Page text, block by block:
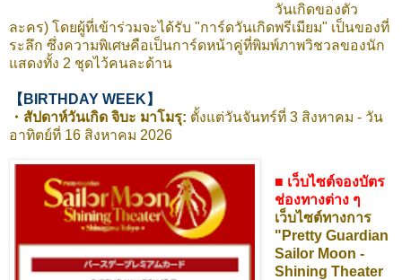
วันเกิดของตัว
ละคร) โดยผู้ที่เข้าร่วมจะได้รับ "การ์ดวันเกิดพรีเมียม" เป็นของที่
ระลึก ซึ่งความพิเศษคือเป็นการ์ดหน้าคู่ที่พิมพ์ภาพวิชวลของนัก
แสดงทั้ง 2 ชุดไว้คนละด้าน
【BIRTHDAY WEEK】
・สัปดาห์วันเกิด จิบะ มาโมรุ: ตั้งแต่วันจันทร์ที่ 3 สิงหาคม - วัน
อาทิตย์ที่ 16 สิงหาคม 2026
■ เว็บไซต์จองบัตร
ช่องทางต่าง ๆ
เว็บไซต์ทางการ
"Pretty Guardian
Sailor Moon -
Shining Theater